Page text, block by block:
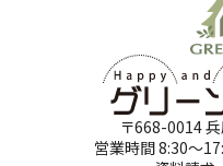
〒668-0014
営業時間 8:30～